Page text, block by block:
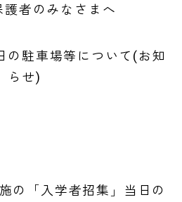
者のみなさまへ
の駐車場等について(お知
らせ)
の「入学者招集」当日の